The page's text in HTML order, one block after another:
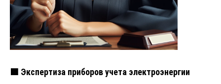
🟩 Экспертиза приборов учета электроэнергии